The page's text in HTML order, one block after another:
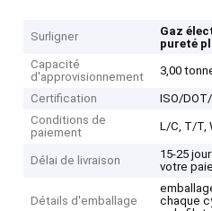
Surligner Gaz
pureté
Capacité
d'approvisionnement
3,00
Certification
ISO/
Conditions de
paiement
L/C, T/T,
Délai de livraison
15-25
votre
Détails d'emballage
chaque